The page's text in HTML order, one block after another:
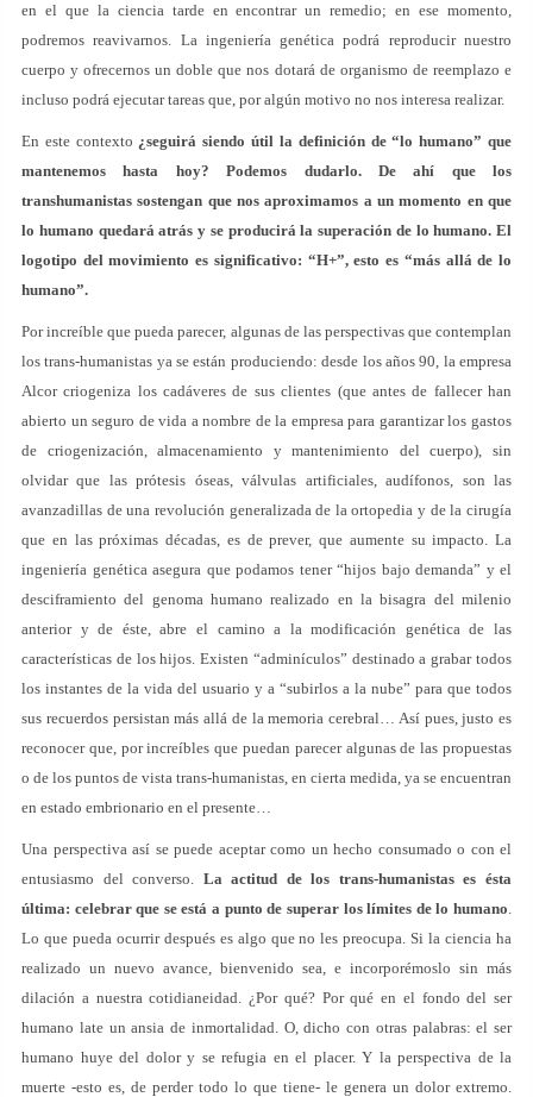
en el que la ciencia tarde en encontrar un remedio; en ese momento,
podremos reavivarnos. La ingeniería genética podrá reproducir nuestro
cuerpo y ofrecernos un doble que nos dotará de organismo de reemplazo e
incluso podrá ejecutar tareas que, por algún motivo no nos interesa realizar.
En este contexto ¿seguirá siendo útil la definición de “lo humano” que
mantenemos hasta hoy? Podemos dudarlo. De ahí que los
transhumanistas sostengan que nos aproximamos a un momento en que
lo humano quedará atrás y se producirá la superación de lo humano. El
logotipo del movimiento es significativo: “H+”, esto es “más allá de lo
humano”.
Por increíble que pueda parecer, algunas de las perspectivas que contemplan
los trans-humanistas ya se están produciendo: desde los años 90, la empresa
Alcor criogeniza los cadáveres de sus clientes (que antes de fallecer han
abierto un seguro de vida a nombre de la empresa para garantizar los gastos
de criogenización, almacenamiento y mantenimiento del cuerpo), sin
olvidar que las prótesis óseas, válvulas artificiales, audífonos, son las
avanzadillas de una revolución generalizada de la ortopedia y de la cirugía
que en las próximas décadas, es de prever, que aumente su impacto. La
ingeniería genética asegura que podamos tener “hijos bajo demanda” y el
desciframiento del genoma humano realizado en la bisagra del milenio
anterior y de éste, abre el camino a la modificación genética de las
características de los hijos. Existen “adminículos” destinado a grabar todos
los instantes de la vida del usuario y a “subirlos a la nube” para que todos
sus recuerdos persistan más allá de la memoria cerebral… Así pues, justo es
reconocer que, por increíbles que puedan parecer algunas de las propuestas
o de los puntos de vista trans-humanistas, en cierta medida, ya se encuentran
en estado embrionario en el presente…
Una perspectiva así se puede aceptar como un hecho consumado o con el
entusiasmo del converso. La actitud de los trans-humanistas es ésta
última: celebrar que se está a punto de superar los límites de lo humano.
Lo que pueda ocurrir después es algo que no les preocupa. Si la ciencia ha
realizado un nuevo avance, bienvenido sea, e incorporémoslo sin más
dilación a nuestra cotidianeidad. ¿Por qué? Por qué en el fondo del ser
humano late un ansia de inmortalidad. O, dicho con otras palabras: el ser
humano huye del dolor y se refugia en el placer. Y la perspectiva de la
muerte -esto es, de perder todo lo que tiene- le genera un dolor extremo.